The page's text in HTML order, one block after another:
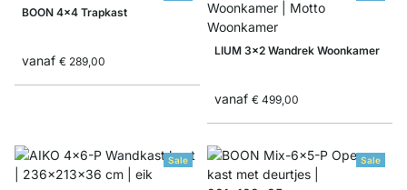
BOON 4x4 Trapkast
vanaf € 289,00
LIUM 3x2 Wandrek Woonkamer
vanaf € 499,00
Sale Sale